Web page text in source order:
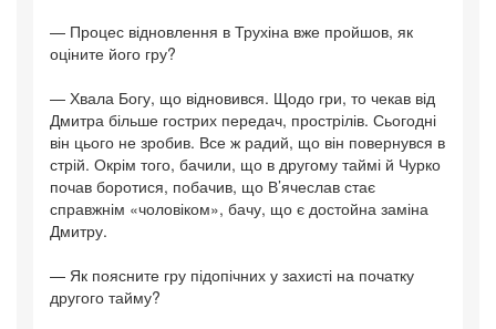
— Процес відновлення в Трухіна вже пройшов, як
оціните його гру?
— Хвала Богу, що відновився. Щодо гри, то чекав від
Дмитра більше гострих передач, прострілів. Сьогодні
він цього не зробив. Все ж радий, що він повернувся в
стрій. Окрім того, бачили, що в другому таймі й Чурко
почав боротися, побачив, що В’ячеслав стає
справжнім «чоловіком», бачу, що є достойна заміна
Дмитру.
— Як поясните гру підопічних у захисті на початку
другого тайму?